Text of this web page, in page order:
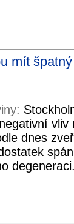
mít
vliv
dnes